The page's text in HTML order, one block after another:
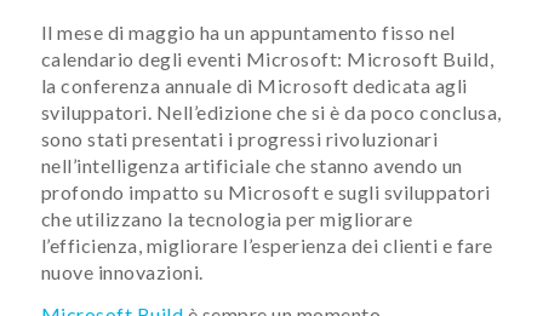
Il mese di maggio ha un appuntamento fisso nel
calendario degli eventi Microsoft: Microsoft Build,
la conferenza annuale di Microsoft dedicata agli
sviluppatori. Nell’edizione che si è da poco conclusa,
sono stati presentati i progressi rivoluzionari
nell’intelligenza artificiale che stanno avendo un
profondo impatto su Microsoft e sugli sviluppatori
che utilizzano la tecnologia per migliorare
l’efficienza, migliorare l’esperienza dei clienti e fare
nuove innovazioni.